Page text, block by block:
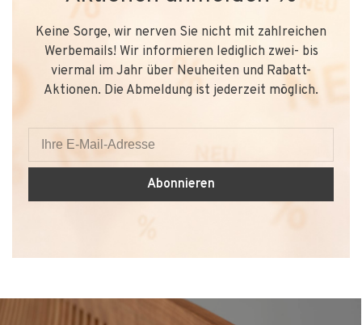
Keine Sorge, wir nerven Sie nicht mit zahlreichen
Werbemails! Wir informieren lediglich zwei- bis
viermal im Jahr über Neuheiten und Rabatt-
Aktionen. Die Abmeldung ist jederzeit möglich.
Abonnieren